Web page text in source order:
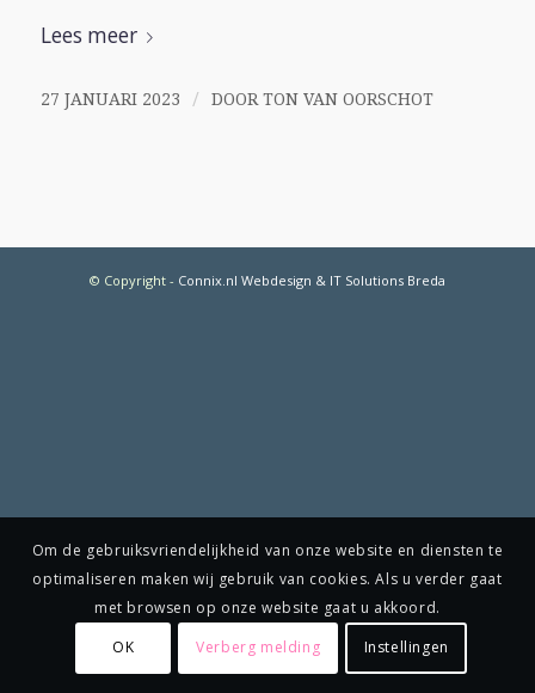
Lees meer
27 JANUARI 2023 / DOOR TON VAN OORSCHOT
© Copyright - Connix.nl Webdesign & IT Solutions Breda
Om de gebruiksvriendelijkheid van onze website en diensten te
optimaliseren maken wij gebruik van cookies. Als u verder gaat
met browsen op onze website gaat u akkoord.
OK
Verberg melding Instellingen